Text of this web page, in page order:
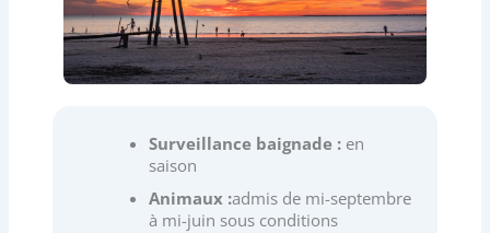
Surveillance baignade :en
saison
Animaux :admis de mi-septembre
à mi-juin sous conditions